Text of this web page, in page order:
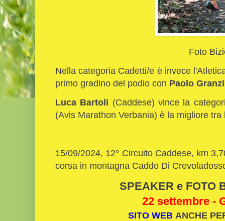
Foto
Nella categoria Cadetti/e è invece
primo gradino del podio con Paolo
Luca Bartoli (Caddese) vince la
(Avis Marathon Verbania) è la migliore
15/09/2024, 12° Circuito Caddese, km
corsa in montagna Caddo Di
SPEAKER e FOTO
22 settembre -
SITO WEB ANCHE